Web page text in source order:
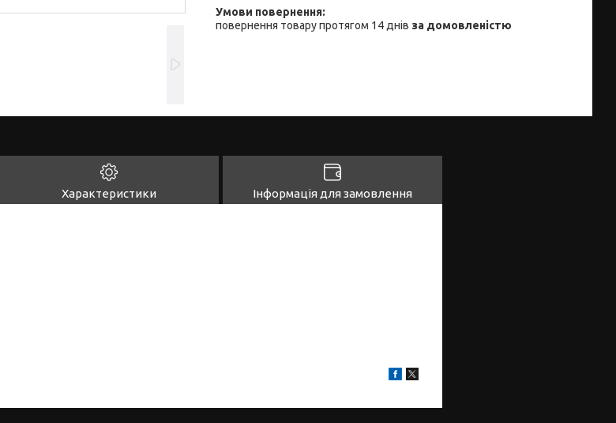
повернення товару протягом 14 днів за домовленістю
Характеристики Інформація для замовлення